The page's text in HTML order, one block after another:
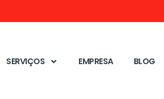
SERVIÇOS EMPRESA BLOG